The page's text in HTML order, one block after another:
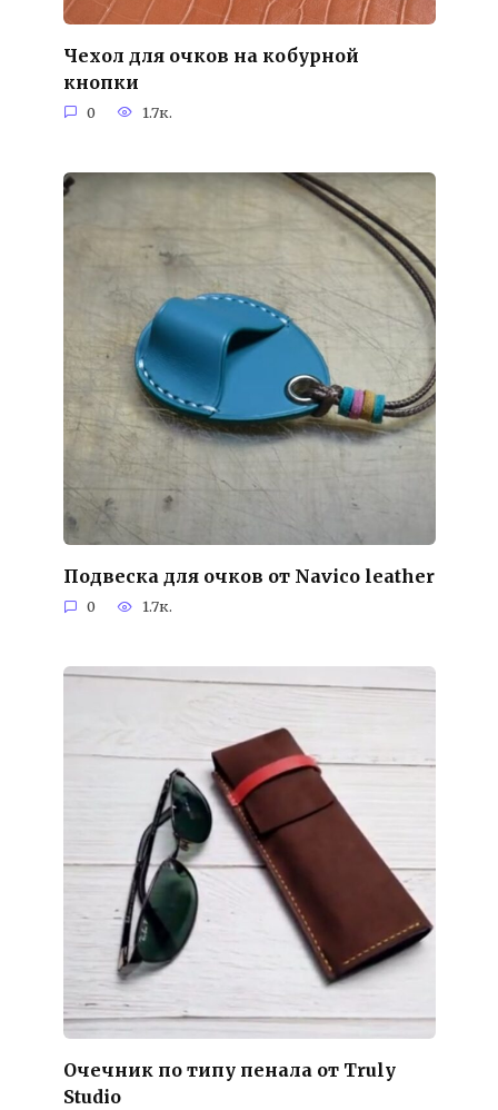
Чехол для очков на кобурной
кнопки
0 1.7к.
Подвеска для очков от Navico leather
0 1.7к.
Очечник по типу пенала от Truly
Studio